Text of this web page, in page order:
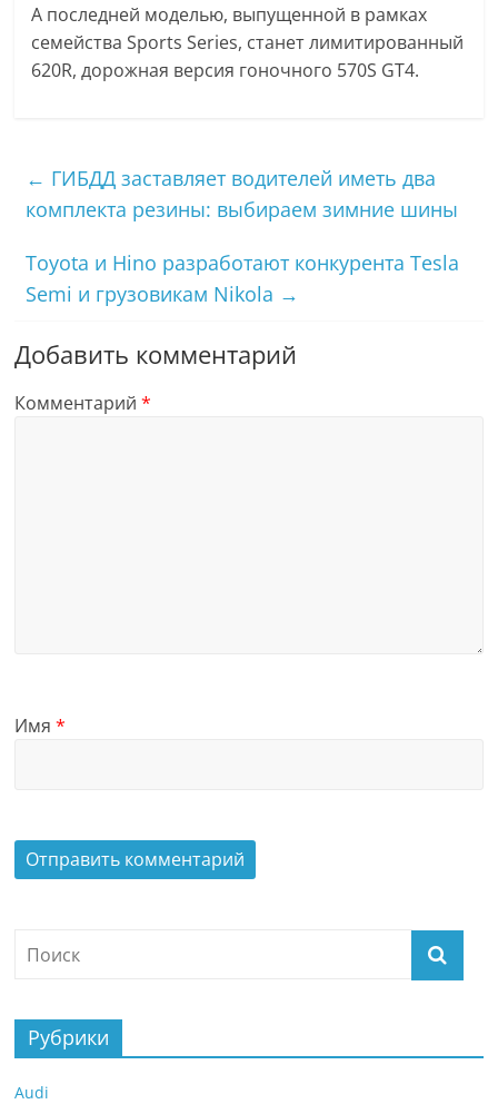
А последней моделью, выпущенной в рамках
семейства Sports Series, станет лимитированный
620R, дорожная версия гоночного 570S GT4.
← ГИБДД заставляет водителей иметь два
комплекта резины: выбираем зимние шины
Toyota и Hino разработают конкурента Tesla
Semi и грузовикам Nikola →
Добавить комментарий
Комментарий*
Имя*
Рубрики
Audi